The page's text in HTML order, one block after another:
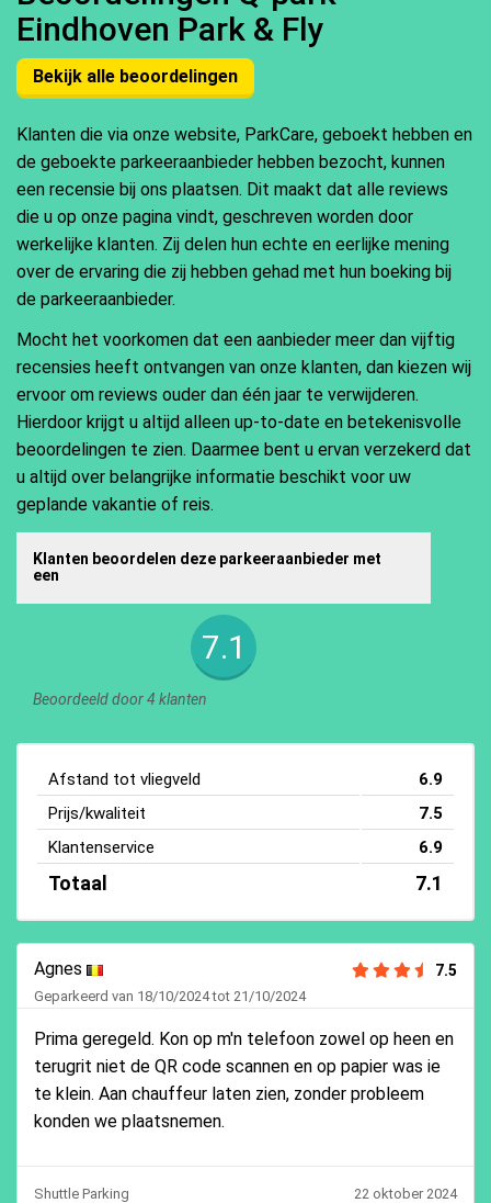
Eindhoven Park & Fly
Bekijk alle beoordelingen
Klanten die via onze website, ParkCare, geboekt hebben en
de geboekte parkeeraanbieder hebben bezocht, kunnen
een recensie bij ons plaatsen. Dit maakt dat alle reviews
die u op onze pagina vindt, geschreven worden door
werkelijke klanten. Zij delen hun echte en eerlijke mening
over de ervaring die zij hebben gehad met hun boeking bij
de parkeeraanbieder.
Mocht het voorkomen dat een aanbieder meer dan vijftig
recensies heeft ontvangen van onze klanten, dan kiezen wij
ervoor om reviews ouder dan één jaar te verwijderen.
Hierdoor krijgt u altijd alleen up-to-date en betekenisvolle
beoordelingen te zien. Daarmee bent u ervan verzekerd dat
u altijd over belangrijke informatie beschikt voor uw
geplande vakantie of reis.
Klanten beoordelen deze parkeeraanbieder met
een
7.1
Beoordeeld door 4 klanten
Afstand tot vliegveld
6.9
Prijs/kwaliteit
7.5
Klantenservice
6.9
Totaal 7.1
Agnes 7.5
Geparkeerd van 18/10/2024 tot 21/10/2024
Prima geregeld. Kon op m'n telefoon zowel op heen en
terugrit niet de QR code scannen en op papier was ie
te klein. Aan chauffeur laten zien, zonder probleem
konden we plaatsnemen.
Shuttle Parking 22 oktober 2024